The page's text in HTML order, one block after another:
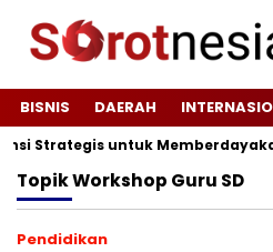
BISNIS DAERAH
Strategis untuk
TopikWorkshop Guru SD
Pendidikan